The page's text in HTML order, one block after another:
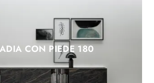
CON PIEDE 180